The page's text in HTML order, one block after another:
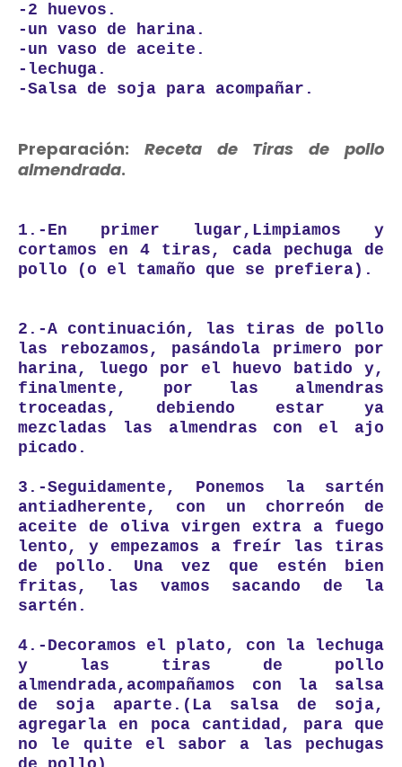
-2 huevos.
-un vaso de harina.
-un vaso de aceite.
-lechuga.
-Salsa de soja para acompañar.
Preparación: Receta de Tiras de pollo
almendrada.
1.-En primer lugar,Limpiamos y
cortamos en 4 tiras, cada pechuga de
pollo (o el tamaño que se prefiera).
2.-A continuación, las tiras de pollo
las rebozamos, pasándola primero por
harina, luego por el huevo batido y,
finalmente, por las almendras
troceadas, debiendo estar ya
mezcladas las almendras con el ajo
picado.
3.-Seguidamente, Ponemos la sartén
antiadherente, con un chorreón de
aceite de oliva virgen extra a fuego
lento, y empezamos a freír las tiras
de pollo. Una vez que estén bien
fritas, las vamos sacando de la
sartén.
4.-Decoramos el plato, con la lechuga
y las tiras de pollo
almendrada,acompañamos con la salsa
de soja aparte.(La salsa de soja,
agregarla en poca cantidad, para que
no le quite el sabor a las pechugas